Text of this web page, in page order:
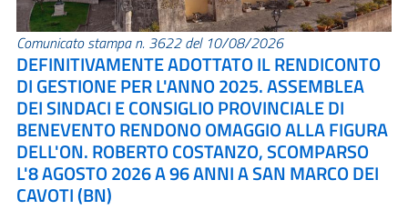
Comunicato stampa n. 3622 del 10/08/2026
DEFINITIVAMENTE ADOTTATO IL RENDICONTO
DI GESTIONE PER L'ANNO 2025. ASSEMBLEA
DEI SINDACI E CONSIGLIO PROVINCIALE DI
BENEVENTO RENDONO OMAGGIO ALLA FIGURA
DELL'ON. ROBERTO COSTANZO, SCOMPARSO
L'8 AGOSTO 2026 A 96 ANNI A SAN MARCO DEI
CAVOTI (BN)